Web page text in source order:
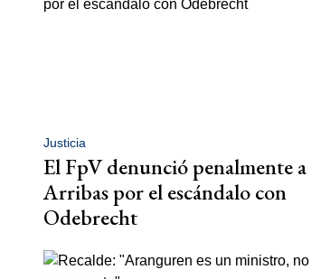
Justicia
El FpV denunció penalmente a
Arribas por el escándalo con
Odebrecht